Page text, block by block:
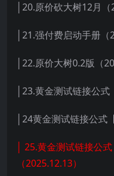
│20.原价砍大树12月（
│21.强付费启动手册（
│22.原价大树0.2版（
│23.黄金测试链接公
│24黄金测试链接公式
│ 25.黄金测试链接公
（2025.12.13）